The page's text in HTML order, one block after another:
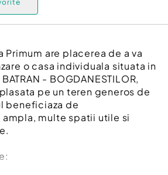
are placerea de a va
o casa individuala situata in
- BOGDANESTILOR,
pe un teren generos de
beneficiaza de
multe spatii utile si